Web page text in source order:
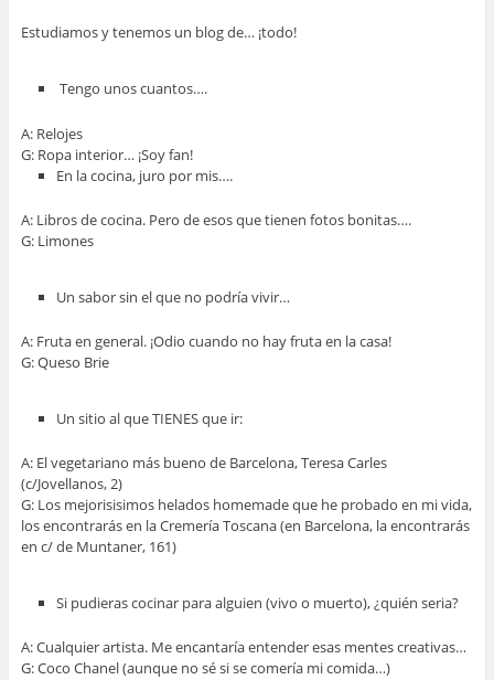
Estudiamos y tenemos un blog de… ¡todo!
Tengo unos cuantos….
A: Relojes
G: Ropa interior… ¡Soy fan!
En la cocina, juro por mis….
A: Libros de cocina. Pero de esos que tienen fotos bonitas….
G: Limones
Un sabor sin el que no podría vivir…
A: Fruta en general. ¡Odio cuando no hay fruta en la casa!
G: Queso Brie
Un sitio al que TIENES que ir:
A: El vegetariano más bueno de Barcelona, Teresa Carles
(c/Jovellanos, 2)
G: Los mejorisisimos helados homemade que he probado en mi vida,
los encontrarás en la Cremería Toscana (en Barcelona, la encontrarás
en c/ de Muntaner, 161)
Si pudieras cocinar para alguien (vivo o muerto), ¿quién seria?
A: Cualquier artista. Me encantaría entender esas mentes creativas…
G: Coco Chanel (aunque no sé si se comería mi comida…)